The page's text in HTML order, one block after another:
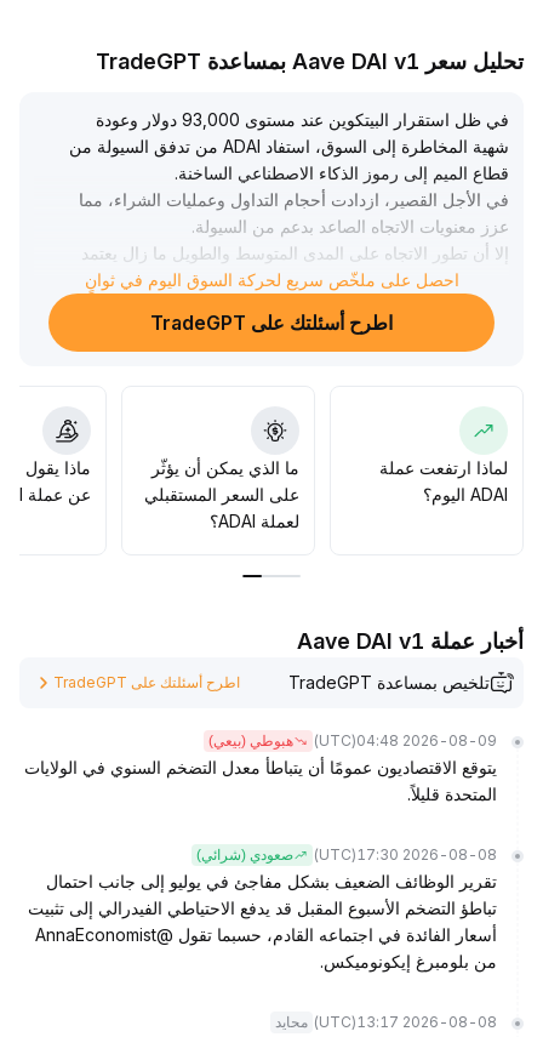
تحليل سعر Aave DAI v1 بمساعدة TradeGPT
في ظل استقرار البيتكوين عند مستوى 93,000 دولار وعودة
شهية المخاطرة إلى السوق، استفاد ADAI من تدفق السيولة من
قطاع الميم إلى رموز الذكاء الاصطناعي الساخنة.
في الأجل القصير، ازدادت أحجام التداول وعمليات الشراء، مما
عزز معنويات الاتجاه الصاعد بدعم من السيولة.
إلا أن تطور الاتجاه على المدى المتوسط والطويل ما زال يعتمد
على استمرار التدفقات الصافية لصناديق البيتكوين المتداولة
وظروف السيولة العامة، مع ضرورة متابعة بيانات التوظيف
الأمريكية والتطورات الجيوسياسية بشكل ديناميكي
مخاطر تصاعد تقلبات السوق
احصل على ملخّص سريع لحركة السوق اليوم في ثوانٍ
اطرح أسئلتك على TradeGPT
لماذا ارتفعت عملة
ADAI اليوم؟
ما الذي يمكن أن يؤثّر
على السعر المستقبلي
لعملة ADAI؟
ماذا يقول
عن عملة ADAI؟
أخبار عملة Aave DAI v1
تلخيص بمساعدة TradeGPT اطرح أسئلتك على TradeGPT
2026-08-09 04:48
(UTC) هبوطي (بيعي)
يتوقع الاقتصاديون عمومًا أن يتباطأ معدل التضخم السنوي في الولايات
المتحدة قليلاً.
2026-08-08 17:30
(UTC) صعودي (شرائي)
تقرير الوظائف الضعيف بشكل مفاجئ في يوليو إلى جانب احتمال
تباطؤ التضخم الأسبوع المقبل قد يدفع الاحتياطي الفيدرالي إلى تثبيت
أسعار الفائدة في اجتماعه القادم، حسبما تقول @AnnaEconomist
من بلومبرغ إيكونوميكس.
2026-08-08 13:17
(UTC) محايد